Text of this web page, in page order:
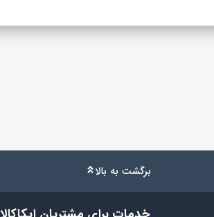
برگشت به بالا